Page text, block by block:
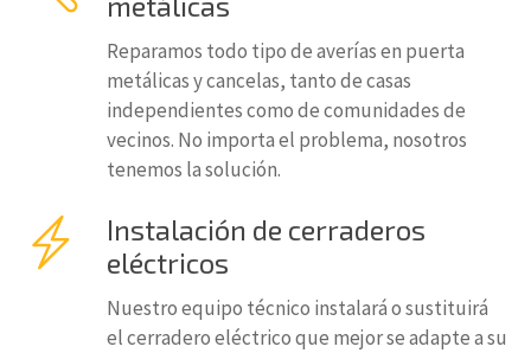
Reparamos todo tipo de averías en puerta
metálicas y cancelas, tanto de casas
independientes como de comunidades de
vecinos. No importa el problema, nosotros
tenemos la solución.
Instalación de cerraderos
eléctricos
Nuestro equipo técnico instalará o sustituirá
el cerradero eléctrico que mejor se adapte a su